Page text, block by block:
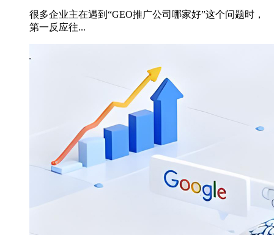
很多企业主在遇到“GEO推广公司哪家好”这个问题时，
第一反应往...